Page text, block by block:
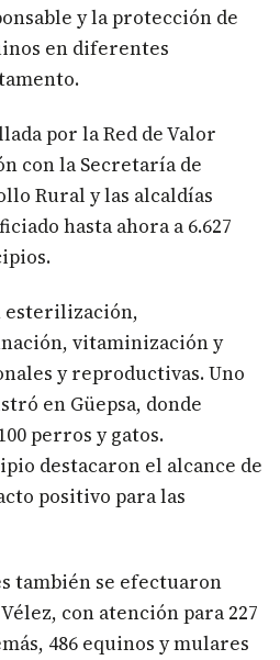
y la protección de
en diferentes
por la Red de Valor
con la Secretaría de
Rural y las alcaldías
hasta ahora a 6.627
esterilización,
vitaminización y
y reproductivas. Uno
en Güepsa, donde
perros y gatos.
destacaron el alcance de
positivo para las
también se efectuaron
con atención para 227
486 equinos y mulares